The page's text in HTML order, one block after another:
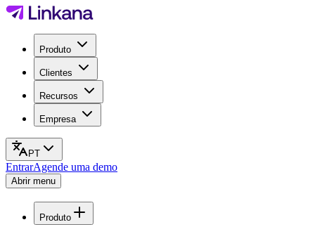
Produto
Clientes
Recursos
Empresa
PT
EntrarAgende uma demo
Abrir menu
Produto